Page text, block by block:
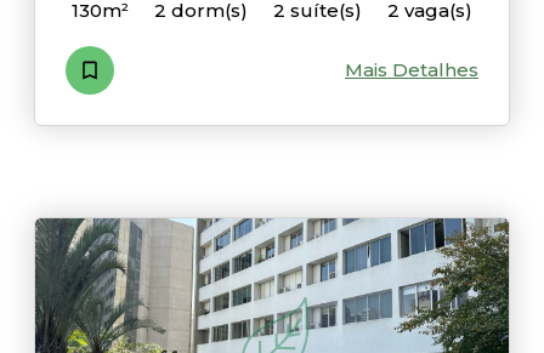
130m² 2 dorm(s) 2 suíte(s) 2 vaga(s)
Mais Detalhes